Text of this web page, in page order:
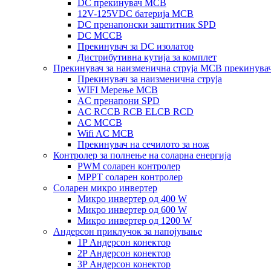
DC прекинувач MCB
12V-125VDC батерија MCB
DC пренапонски заштитник SPD
DC MCCB
Прекинувач за DC изолатор
Дистрибутивна кутија за комплет
Прекинувач за наизменична струја MCB
Прекинувач за наизменична струја
WIFI Мерење MCB
AC пренапони SPD
AC RCCB RCB ELCB RCD
AC MCCB
Wifi AC MCB
Прекинувач на сечилото за нож
Контролер за полнење на соларна енергија
PWM соларен контролер
MPPT соларен контролер
Соларен микро инвертер
Микро инвертер од 400 W
Микро инвертер од 600 W
Микро инвертер од 1200 W
Андерсон приклучок за напојување
1P Андерсон конектор
2P Андерсон конектор
3P Андерсон конектор